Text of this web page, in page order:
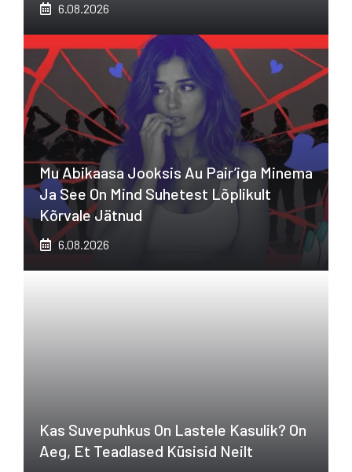
6.08.2026
Mu Abikaasa Jooksis Au Pair’iga Minema
Ja See On Mind Suhetest Lõplikult
Kõrvale Jätnud
6.08.2026
Kas Suvepuhkus On Lastele Kasulik? On
Aeg, Et Teadlased Küsisid Neilt